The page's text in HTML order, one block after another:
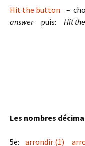
Hit the button –
answerpuis: Hit
Les nombres
5e: arrondir (1)